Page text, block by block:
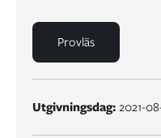
Provläs
Utgivningsdag:2021-